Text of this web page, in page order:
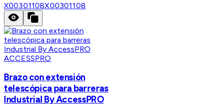
X00301108X00301108
ACCESSPRO
Brazo con extensión
telescópica para barreras
Industrial By AccessPRO